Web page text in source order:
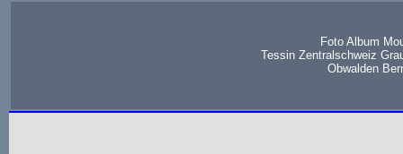
Foto Album
Tessin Zentralschweiz
Obwalden